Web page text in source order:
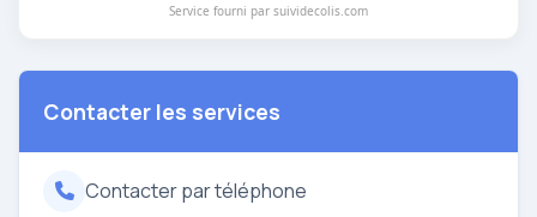
Service fourni par suividecolis.com
Contacter les services
Contacter par téléphone